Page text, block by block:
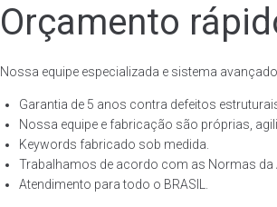
Orçamento
Nossa equipe especializada e sistema
Garantia de 5 anos contra defeitos
Nossa equipe e fabricação são próprias,
Keywords fabricado sob medida.
Trabalhamos de acordo com as Normas da
Atendimento para todo o BRASIL.